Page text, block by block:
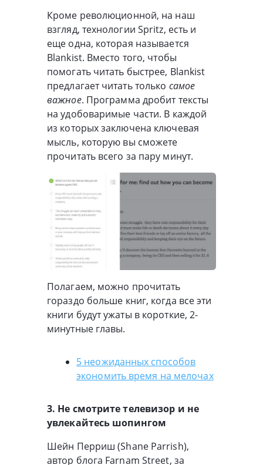
Кроме революционной, на наш
взгляд, технологии Spritz, есть и
еще одна, которая называется
Blankist. Вместо того, чтобы
помогать читать быстрее, Blankist
предлагает читать только самое
важное. Программа дробит тексты
на удобоваримые части. В каждой
из которых заключена ключевая
мысль, которую вы сможете
прочитать всего за пару минут.
Полагаем, можно прочитать
гораздо больше книг, когда все эти
книги будут ужаты в короткие, 2-
минутные главы.
5 неожиданных способов
экономить время на мелочах
3. Не смотрите телевизор и не
увлекайтесь шопингом
Шейн Перриш (Shane Parrish),
автор блога Farnam Street, за